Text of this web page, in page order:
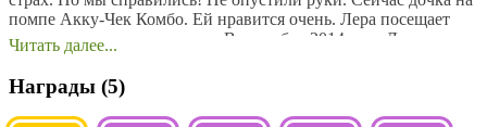
помпе Акку-Чек Комбо. Ей нравится очень. Лера посещает
школу современных танцев. В сентябре 2014 года Лера пошла
в первый класс. Очень активная и бесстрашная девочка. Она -
мой герой!! 12.12.2012 Лера стала Первой Маленькой Вице-
Мисс Орла. А по мнению читателей журнала Roxego Лера
"Самый очаровательный ребёнок города Орла". Мы живём
Награды (5)